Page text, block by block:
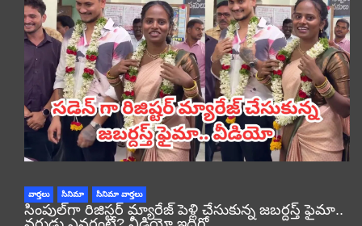
వార్తలు సినిమా సినిమా వార్తలు
సింపుల్‌గా రిజిస్టర్‌ మ్యారేజ్ పెళ్లి చేసుకున్న జబర్దస్త్ ఫైమా..